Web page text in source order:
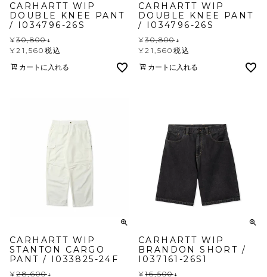
CARHARTT WIP
DOUBLE KNEE PANT
/ I034796-26S
¥30,800↓
¥21,560 税込
カートに入れる
CARHARTT WIP
DOUBLE KNEE PANT
/ I034796-26S
¥30,800↓
¥21,560 税込
カートに入れる
CARHARTT WIP
STANTON CARGO
PANT / I033825-24F
¥28,600↓
CARHARTT WIP
BRANDON SHORT /
I037161-26S1
¥16,500↓